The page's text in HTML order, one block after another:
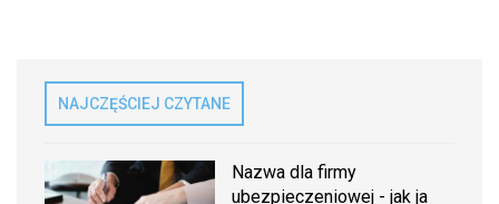
NAJCZĘŚCIEJ CZYTANE
Nazwa dla firmy
ubezpieczeniowej - jak ja